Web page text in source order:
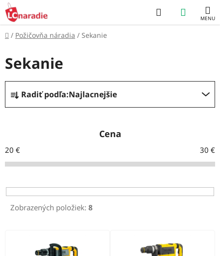
Prejsť
na
obsah
Hľadať
KOŠÍK
Domov
/ Požičovňa náradia / Sekanie
Sekanie
R
a
n
i
p
r
Radiť podľa:Najlacnejšie
Cena
20 € 30 €
Zobrazených položiek: 8